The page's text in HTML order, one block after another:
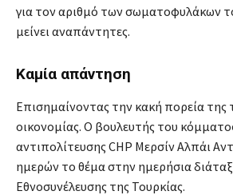
για τον αριθμό των σωματοφυλάκων
μείνει αναπάντητες.
Καμία απάντηση
Επισημαίνοντας την κακή πορεία της
οικονομίας. Ο βουλευτής του
αντιπολίτευσης CHP Μερσίν Αλπάι
ημερών το θέμα στην ημερήσια
Εθνοσυνέλευσης της Τουρκίας.